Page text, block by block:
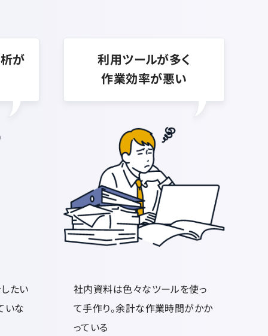
が
たい
いな
利用ツールが多く
作業効率が悪い
社内資料は色々なツールを使っ
て手作り。余計な作業時間がかか
っている